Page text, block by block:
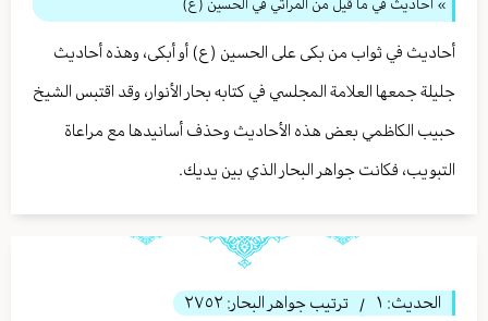
» أحاديث في ما قيل من المراثي في الحسين (ع)
أحاديث في ثواب من بكى على الحسين (ع) أو أبكى، وهذه أحاديث
جليلة جمعها العلامة المجلسي في كتابه بحار الأنوار، وقد اقتبس الشيخ
حبيب الكاظمي بعض هذه الأحاديث وحذف أسانيدها مع مراعاة
التبويب، فكانت جواهر البحار الذي بين يديك.
الحديث: ١ / ترتيب جواهر البحار: ٢٧٥٢